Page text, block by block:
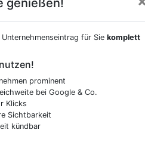
vonSupermarkt
Dienstleistung
hinzufügen?
uns zu kontaktieren.
Firmeneintrag um
besondere Services, die
genießen!
für Sie komplett
prominent
bei Google & Co.
Klicks
Sichtbarkeit
kündbar